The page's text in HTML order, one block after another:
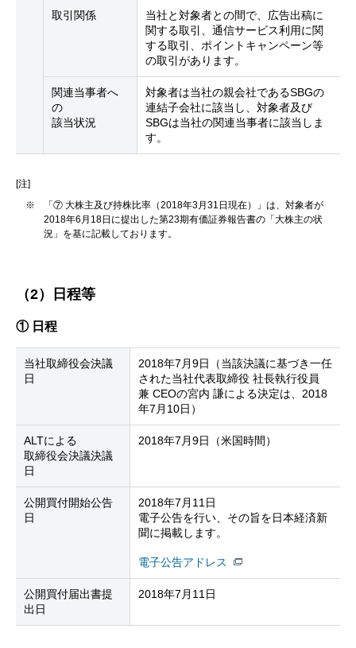
取引関係
当社と対象者との間で、広告出稿に
関する取引、通信サービス利用に関
する取引、ポイントキャンペーン等
の取引があります。
関連当事者へ
の
該当状況
対象者は当社の親会社であるSBGの
連結子会社に該当し、対象者及び
SBGは当社の関連当事者に該当しま
す。
[注]
※
「⑦ 大株主及び持株比率（2018年3月31日現在）」は、対象者が
2018年6月18日に提出した第23期有価証券報告書の「大株主の状
況」を基に記載しております。
（2）日程等
① 日程
当社取締役会決議
日
2018年7月9日（当該決議に基づき一任
された当社代表取締役 社長執行役員
兼 CEOの宮内 謙による決定は、2018
年7月10日）
ALTによる
取締役会決議決議
日
2018年7月9日（米国時間）
公開買付開始公告
日
2018年7月11日
電子公告を行い、その旨を日本経済新
聞に掲載します。
電子公告アドレス
公開買付届出書提
出日
2018年7月11日